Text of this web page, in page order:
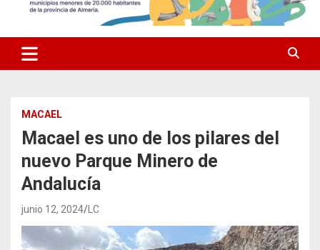
MACAEL
Macael es uno de los pilares del
nuevo Parque Minero de
Andalucía
junio 12, 2024 LC